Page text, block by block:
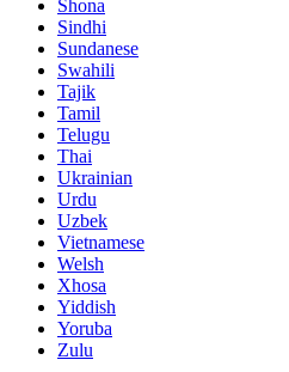
Shona
Sindhi
Sundanese
Swahili
Tajik
Tamil
Telugu
Thai
Ukrainian
Urdu
Uzbek
Vietnamese
Welsh
Xhosa
Yiddish
Yoruba
Zulu